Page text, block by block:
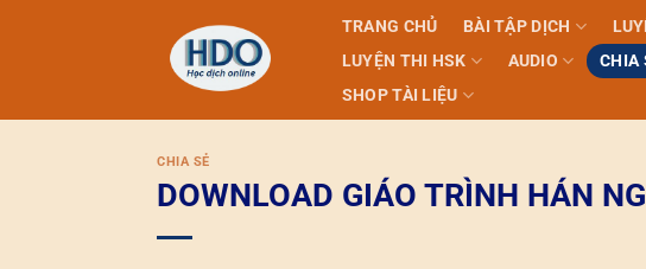
TRANG CHỦ BÀI TẬP DỊCH
LUYỆN THI HSK
AUDIO CHIA
SHOP TÀI LIỆU
CHIA SẺ
DOWNLOAD GIÁO TRÌNH HÁN